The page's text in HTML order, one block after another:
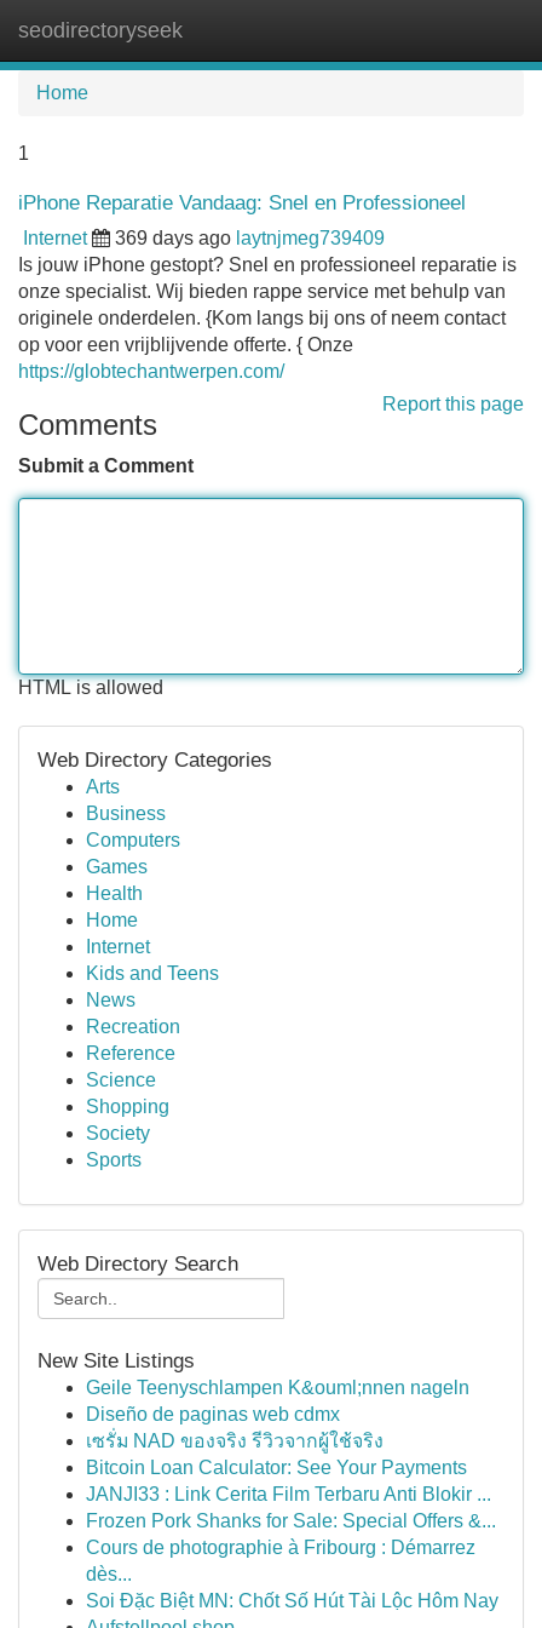
seodirectoryseek
Home
1
iPhone Reparatie Vandaag: Snel en Professioneel
Internet 369 days ago laytnjmeg739409
Is jouw iPhone gestopt? Snel en professioneel reparatie is
onze specialist. Wij bieden rappe service met behulp van
originele onderdelen. {Kom langs bij ons of neem contact
op voor een vrijblijvende offerte. { Onze
https://globtechantwerpen.com/
Report this page
Comments
Submit a Comment
HTML is allowed
Web Directory Categories
Arts
Business
Computers
Games
Health
Home
Internet
Kids and Teens
News
Recreation
Reference
Science
Shopping
Society
Sports
Web Directory Search
New Site Listings
Geile Teenyschlampen K&ouml;nnen nageln
Diseño de paginas web cdmx
เซรั่ม NAD ของจริง รีวิวจากผู้ใช้จริง
Bitcoin Loan Calculator: See Your Payments
JANJI33 : Link Cerita Film Terbaru Anti Blokir ...
Frozen Pork Shanks for Sale: Special Offers &...
Cours de photographie à Fribourg : Démarrez
dès...
Soi Đặc Biệt MN: Chốt Số Hút Tài Lộc Hôm Nay